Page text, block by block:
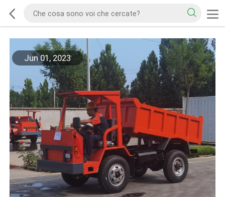
Jun 01, 2023